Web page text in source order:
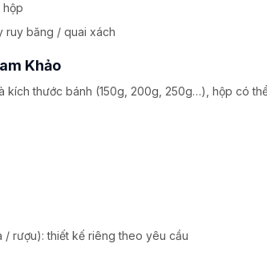
hộp
ruy băng / quai xách
Khảo
kích thước bánh (150g, 200g, 250g…), hộp có
/ rượu): thiết kế riêng theo yêu cầu